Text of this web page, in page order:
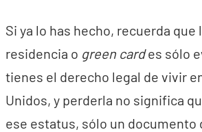
Si ya lo has hecho, recuerda que
residencia o green cardes sólo
tienes el derecho legal de vivir
Unidos, y perderla no significa
ese estatus, sólo un documento